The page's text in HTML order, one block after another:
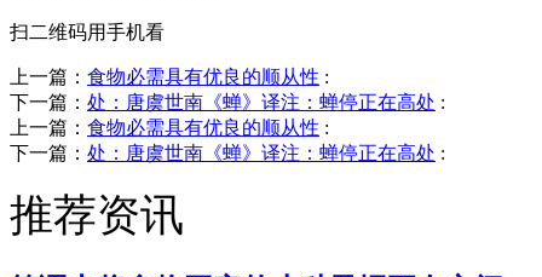
扫二维码用手机看
上一篇： 食物必需具有优良的顺从性 :
下一篇： 处：唐虞世南《蝉》译注：蝉停正在高处 :
上一篇： 食物必需具有优良的顺从性 :
下一篇： 处：唐虞世南《蝉》译注：蝉停正在高处 :
推荐资讯